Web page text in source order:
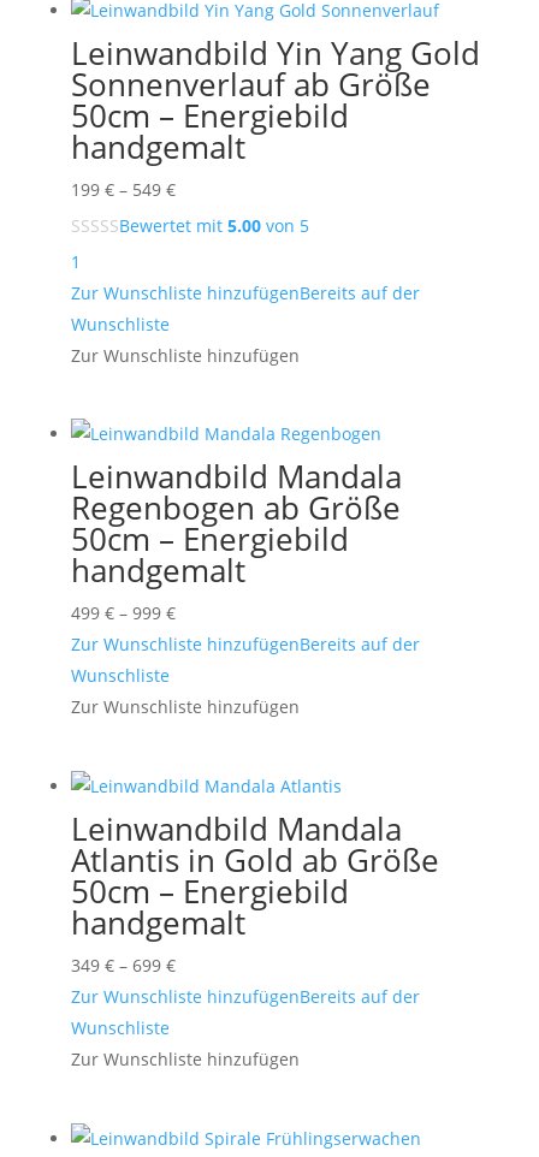
Leinwandbild Yin Yang Gold
Sonnenverlauf ab Größe
50cm – Energiebild
handgemalt
199 € – 549 €Preisspanne:
199 €
549 €
Bewertet mit 5.00von 5
1
Zur Wunschliste hinzufügenBereits auf der
Wunschliste
Zur Wunschliste hinzufügen
Leinwandbild Mandala
Regenbogen ab Größe
50cm – Energiebild
handgemalt
499 € – 999 €Preisspanne:
499 €
999 €
Zur Wunschliste hinzufügenBereits auf der
Wunschliste
Zur Wunschliste hinzufügen
Leinwandbild Mandala
Atlantis in Gold ab Größe
50cm – Energiebild
handgemalt
349 € – 699 €Preisspanne:
349 €
699 €
Zur Wunschliste hinzufügenBereits auf der
Wunschliste
Zur Wunschliste hinzufügen